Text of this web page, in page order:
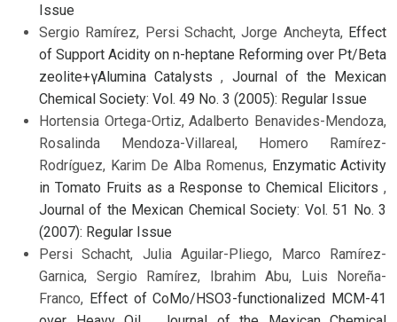
Issue
Sergio Ramírez, Persi Schacht, Jorge Ancheyta, Effect
of Support Acidity on n-heptane Reforming over Pt/Beta
zeolite+γAlumina Catalysts, Journal of the Mexican
Chemical Society: Vol. 49 No. 3 (2005): Regular Issue
Hortensia Ortega-Ortiz, Adalberto Benavides-Mendoza,
Rosalinda Mendoza-Villareal, Homero Ramírez-
Rodríguez, Karim De Alba Romenus, Enzymatic Activity
in Tomato Fruits as a Response to Chemical Elicitors ,
Journal of the Mexican Chemical Society: Vol. 51 No. 3
(2007): Regular Issue
Persi Schacht, Julia Aguilar-Pliego, Marco Ramírez-
Garnica, Sergio Ramírez, Ibrahim Abu, Luis Noreña-
Franco, Effect of CoMo/HSO3-functionalized MCM-41